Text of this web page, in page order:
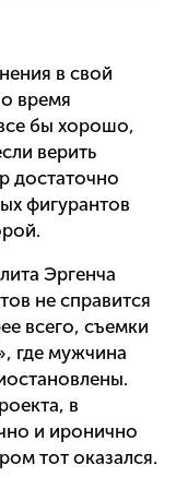
в свой
время
бы хорошо,
верить
достаточно
фигурантов
Эргенча
не справится
всего, съемки
где мужчина
в
и иронично
тот оказался.